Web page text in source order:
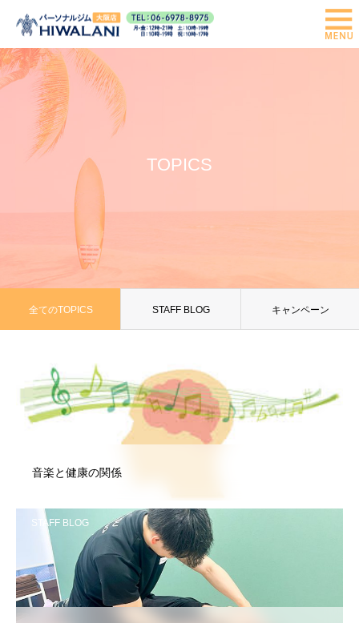
TOPICS
全てのTOPICS STAFF BLOG キャンペーン
音楽と健康の関係
STAFF BLOG